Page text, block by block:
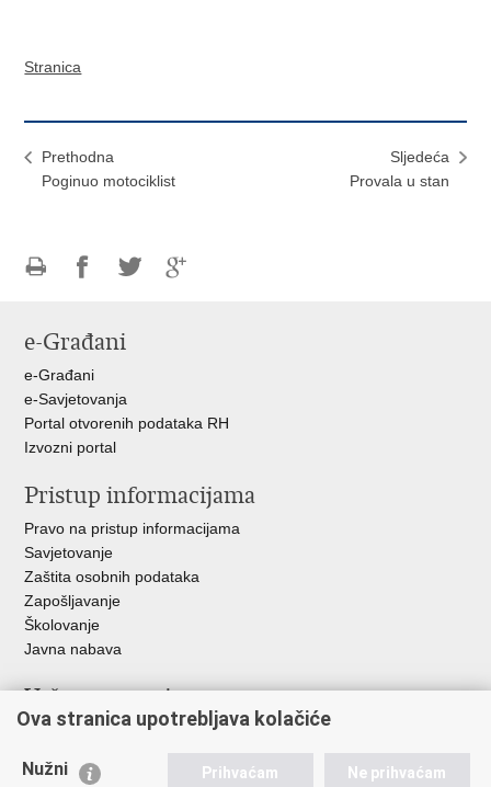
Stranica
Prethodna
Poginuo motociklist
Sljedeća
Provala u stan
FacebookuTwitteru
e-Građani
e-Građani
e-Savjetovanja
Portal otvorenih podataka RH
Izvozni portal
Pristup informacijama
Pravo na pristup informacijama
Savjetovanje
Zaštita osobnih podataka
Zapošljavanje
Školovanje
Javna nabava
Važne poveznice
Ministarstvo unutarnjih poslova
Udruge
Ova stranica upotrebljava kolačiće
Nužni Prihvaćam Ne prihvaćam